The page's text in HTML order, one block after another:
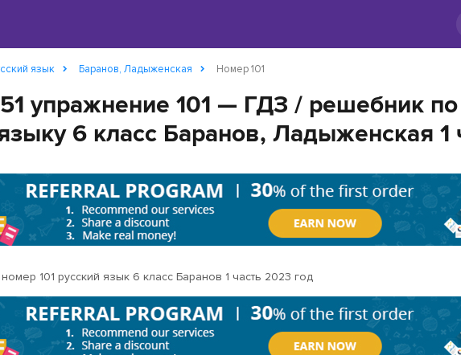
язык Баранов, Ладыженская Номер 101
упражнение 101 — ГДЗ / решебник по
6 класс Баранов, Ладыженская 1